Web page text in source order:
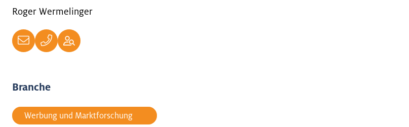
Roger Wermelinger
Branche
Werbung und Marktforschung